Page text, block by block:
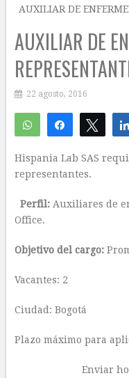
AUXILIAR DE
AUXILIAR DE
22 agosto, 2016
WhatsAppCompartir
Hispania Lab SAS
representantes.
Perfil: Auxiliares de
Office.
Objetivo del cargo:
Vacantes: 2
Ciudad: Bogotá
Plazo máximo para
Enviar